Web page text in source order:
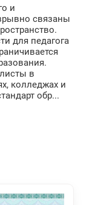
и
связаны
для педагога
в
колледжах и
обр...